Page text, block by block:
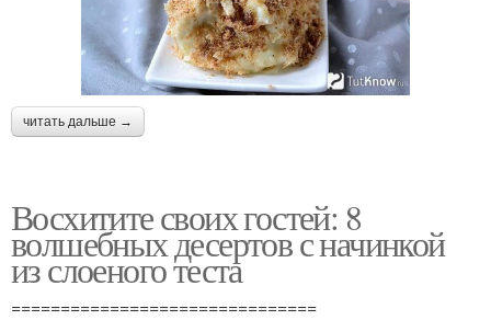
читать дальше →
Восхитите своих гостей: 8
волшебных десертов с начинкой
из слоеного теста
===============================